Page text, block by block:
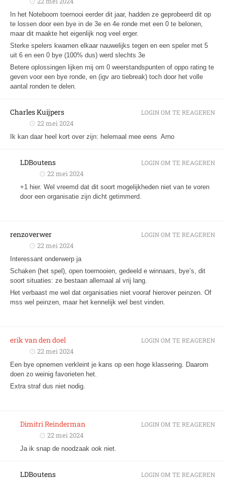
In het Noteboom toernooi eerder dit jaar, hadden ze geprobeerd dit op
te lossen door een bye in de 3e en 4e ronde met een 0 te belonen,
maar dit maakte het eigenlijk nog veel erger.
Sterke spelers kwamen elkaar nauwelijks tegen en een speler met 5
uit 6 en een 0 bye (100% dus) werd slechts 3e
Betere oplossingen lijken mij om 0 weerstandspunten of oppo rating te
geven voor een bye ronde, en (igv aro tiebreak) toch door het volle
aantal ronden te delen.
Charles Kuijpers
22 mei 2024
Ik kan daar heel kort over zijn: helemaal mee eens Arno
LOGIN OM TE REAGEREN
LDBoutens
22 mei 2024
+1 hier. Wel vreemd dat dit soort mogelijkheden niet van te voren
door een organisatie zijn dicht getimmerd.
LOGIN OM TE REAGEREN
renzoverwer
22 mei 2024
Interessant onderwerp ja
Schaken (het spel), open toernooien, gedeeld e winnaars, bye’s, dit
soort situaties: ze bestaan allemaal al vrij lang.
Het verbaast me wel dat organisaties niet vooraf hierover peinzen. Of
mss wel peinzen, maar het kennelijk wel best vinden.
LOGIN OM TE REAGEREN
erik van den doel
22 mei 2024
Een bye opnemen verkleint je kans op een hoge klassering. Daarom
doen zo weinig favorieten het.
Extra straf dus niet nodig.
LOGIN OM TE REAGEREN
Dimitri Reinderman
22 mei 2024
Ja ik snap de noodzaak ook niet.
LOGIN OM TE REAGEREN
LDBoutens LOGIN OM TE REAGEREN